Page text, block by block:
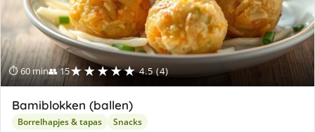
⏱ 60 min👥 15★★★★★ 4.5 (4)
Bamiblokken (ballen)
Borrelhapjes & tapas Snacks